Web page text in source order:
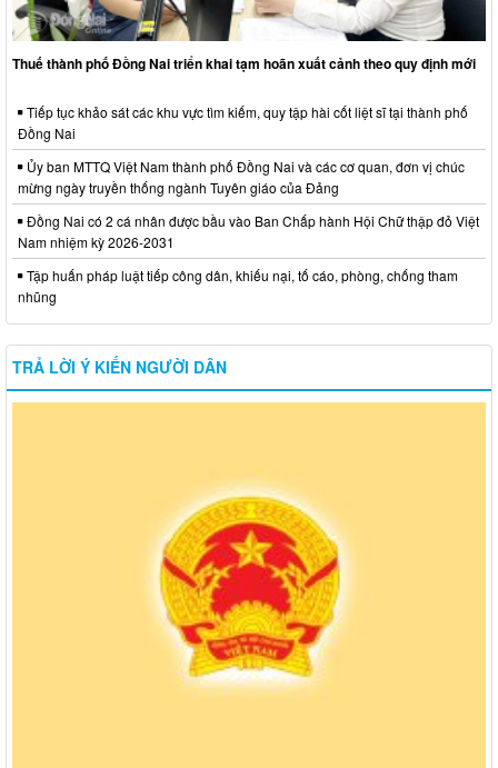
Thuế thành phố Đồng Nai triển khai tạm hoãn xuất cảnh theo quy định mới
Tiếp tục khảo sát các khu vực tìm kiếm, quy tập hài cốt liệt sĩ tại thành phố
Đồng Nai
Ủy ban MTTQ Việt Nam thành phố Đồng Nai và các cơ quan, đơn vị chúc
mừng ngày truyền thống ngành Tuyên giáo của Đảng
Đồng Nai có 2 cá nhân được bầu vào Ban Chấp hành Hội Chữ thập đỏ Việt
Nam nhiệm kỳ 2026-2031
Tập huấn pháp luật tiếp công dân, khiếu nại, tố cáo, phòng, chống tham
nhũng
TRẢ LỜI Ý KIẾN NGƯỜI DÂN